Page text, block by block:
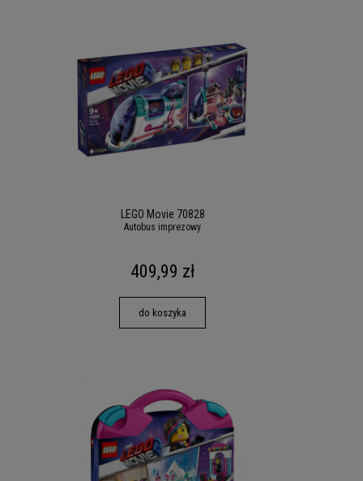
LEGO Movie 70828
Autobus imprezowy
409,99 zł
do koszyka